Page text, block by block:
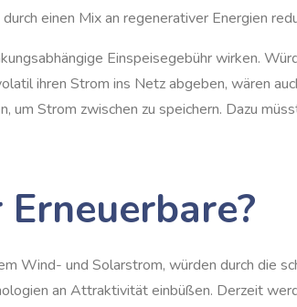
durch einen Mix an regenerativer Energien
Einspeisegebühr wirken.
ihren Strom ins Netz abgeben, wären
um Strom zwischen zu speichern. Dazu
Wind- und Solarstrom, würden durch die
an Attraktivität einbüßen. Derzeit